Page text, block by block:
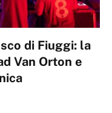
di Fiuggi: la
Van Orton e